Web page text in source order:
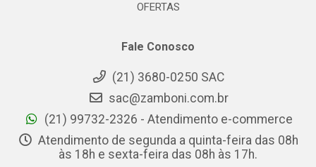
OFERTAS
Fale Conosco
(21) 3680-0250 SAC
sac@zamboni.com.br
(21) 99732-2326 - Atendimento e-commerce
Atendimento de segunda a quinta-feira das 08h
às 18h e sexta-feira das 08h às 17h.